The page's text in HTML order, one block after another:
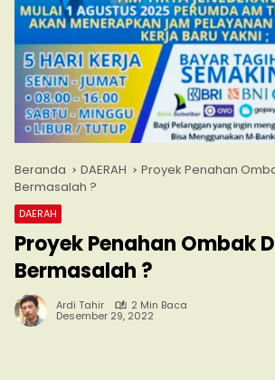
Beranda DAERAH
Proyek Penahan
Bermasalah ?
DAERAH
Proyek Penahan Ombak
Bermasalah ?
Ardi Tahir 2 Min Baca
Desember 29, 2022